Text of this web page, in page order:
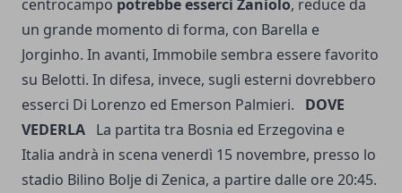
centrocampo potrebbe esserci Zaniolo, reduce da
un grande momento di forma, con Barella e
Jorginho. In avanti, Immobile sembra essere favorito
su Belotti. In difesa, invece, sugli esterni dovrebbero
esserci Di Lorenzo ed Emerson Palmieri. DOVE
VEDERLA La partita tra Bosnia ed Erzegovina e
Italia andrà in scena venerdì 15 novembre, presso lo
stadio Bilino Bolje di Zenica, a partire dalle ore 20:45.